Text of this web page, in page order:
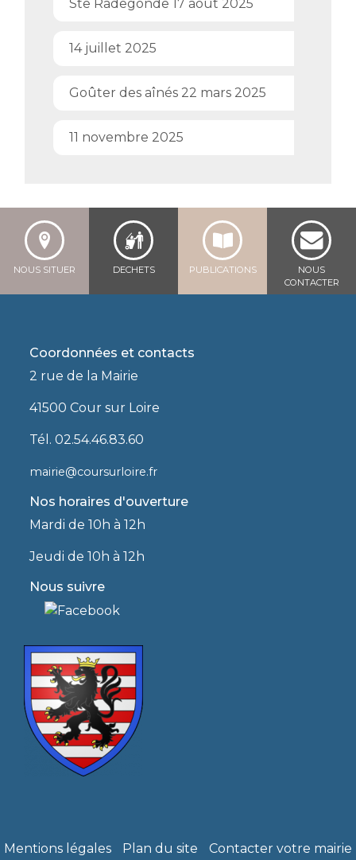
Ste Radegonde 17 août 2025
14 juillet 2025
Goûter des aînés 22 mars 2025
11 novembre 2025
NOUS SITUER DECHETS PUBLICATIONS
NOUS
CONTACTER
Coordonnées et contacts
2 rue de la Mairie
41500 Cour sur Loire
Tél. 02.54.46.83.60
mairie@coursurloire.fr
Nos horaires d'ouverture
Mardi de 10h à 12h
Jeudi de 10h à 12h
Nous suivre
Mentions légales Plan du site Contacter votre mairie